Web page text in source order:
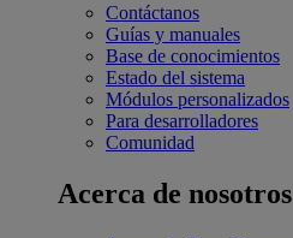
Contáctanos
Guías y manuales
Base de conocimientos
Estado del sistema
Módulos personalizados
Para desarrolladores
Comunidad
Acerca de nosotros